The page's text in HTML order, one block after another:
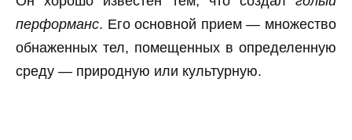
перформанс. Его основной прием — множество
обнаженных тел, помещенных в определенную
среду — природную или культурную.